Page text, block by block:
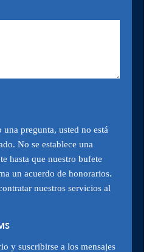
pregunta, usted no está
No se establece una
hasta que nuestro bufete
un acuerdo de honorarios.
nuestros servicios al
y suscribirse a los mensajes